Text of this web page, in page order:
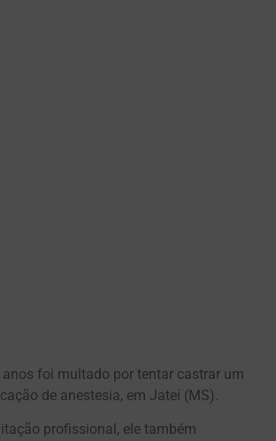
foi multado por tentar castrar um
de anestesia, em Jateí (MS).
profissional, ele também